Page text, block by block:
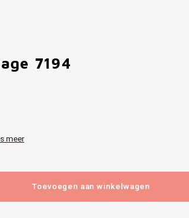
7194
meer
Toevoegen aan winkelwagen